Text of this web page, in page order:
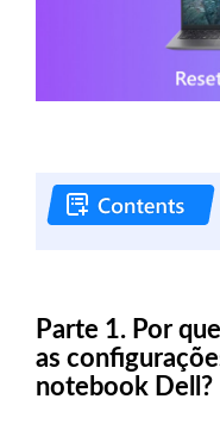
Parte 1. Por
as
notebook Dell?